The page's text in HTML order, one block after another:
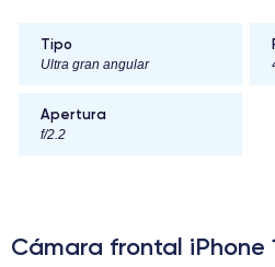
Tipo
Ultra gran angular
Apertura
f/2.2
Cámara frontal iPhone